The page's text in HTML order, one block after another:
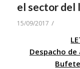
el sector del
15/09/2017 /
Despacho